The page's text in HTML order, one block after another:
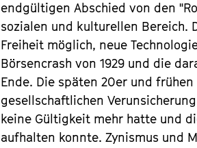
endgültigen Abschied von den
sozialen und kulturellen Bereich.
Freiheit möglich, neue
Börsencrash von 1929 und die
Ende. Die späten 20er und
gesellschaftlichen
keine Gültigkeit mehr hatte und
aufhalten konnte. Zynismus und